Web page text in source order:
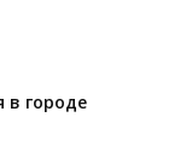
в городе